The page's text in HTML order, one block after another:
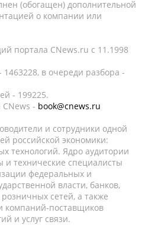
(обогащен) дополнительной
о компании или
портала CNews.ru c 11.1998
в очереди разбора -
- 199225.
- book@cnews.ru
и сотрудники одной
российской экономики:
технологий. Ядро аудитории
и технические специалисты
федеральных и
власти, банков,
сетей, а также
компаний-поставщиков
и услуг связи.